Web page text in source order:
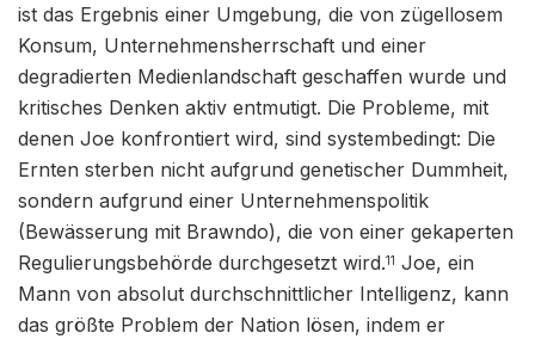
ist das Ergebnis einer Umgebung, die von zügellosem
Konsum, Unternehmensherrschaft und einer
degradierten Medienlandschaft geschaffen wurde und
kritisches Denken aktiv entmutigt. Die Probleme, mit
denen Joe konfrontiert wird, sind systembedingt: Die
Ernten sterben nicht aufgrund genetischer Dummheit,
sondern aufgrund einer Unternehmenspolitik
(Bewässerung mit Brawndo), die von einer gekaperten
Regulierungsbehörde durchgesetzt wird.11 Joe, ein
Mann von absolut durchschnittlicher Intelligenz, kann
das größte Problem der Nation lösen, indem er